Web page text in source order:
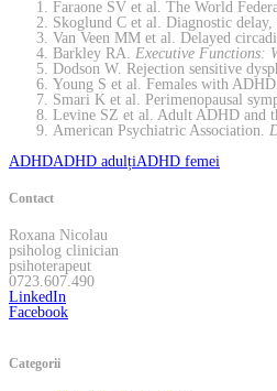
Faraone SV et al. The World
Skoglund C et al. Diagnostic
Van Veen MM et al. Delayed
Barkley RA. Executive Functions:
Dodson W. Rejection sensitive
Young S et al. Females with
Smari K et al. Perimenopausal
Levine SZ et al. Adult ADHD and
American Psychiatric Association.
ADHDADHD adulțiADHD femei
Contact
Roxana Nicolau
psiholog clinician
psihoterapeut
0723.607.490
LinkedIn
Facebook
Categorii